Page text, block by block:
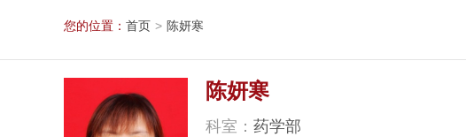
您的位置： 首页 > 陈妍寒
陈妍寒
科室： 药学部